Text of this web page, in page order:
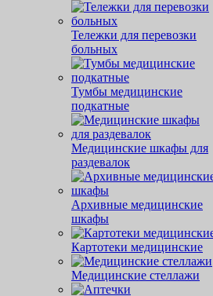
Тележки для перевозки
больных
Тумбы медицинские
подкатные
Медицинские шкафы для
раздевалок
Архивные медицинские
шкафы
Картотеки медицинские
Медицинские стеллажи